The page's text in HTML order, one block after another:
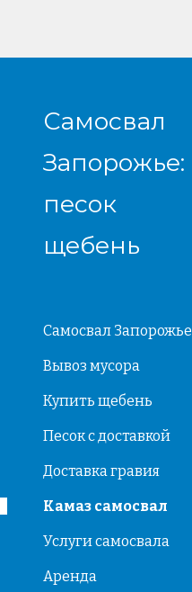
Самосвал
Запорожье:
песок
щебень
Cамосвал Запорожье
Вывоз мусора
Купить щебень
Песок с доставкой
Доставка гравия
Камаз самосвал
Услуги самосвала
Аренда